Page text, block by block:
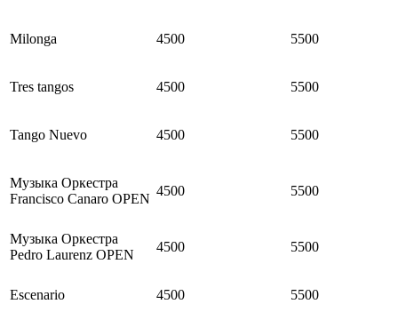
Milonga 4500 5500
Tres tangos 4500 5500
Tango Nuevo 4500 5500
Музыка Оркестра
Francisco Canaro OPEN
4500 5500
Музыка Оркестра
Pedro Laurenz OPEN
4500 5500
Escenario 4500 5500